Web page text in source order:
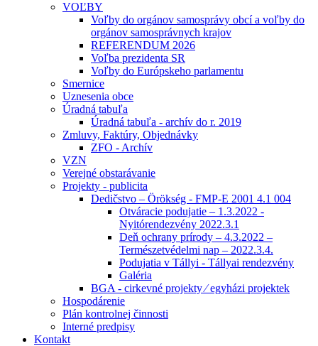
VOĽBY
Voľby do orgánov samosprávy obcí a voľby do
orgánov samosprávnych krajov
REFERENDUM 2026
Voľba prezidenta SR
Voľby do Európskeho parlamentu
Smernice
Uznesenia obce
Úradná tabuľa
Úradná tabuľa - archív do r. 2019
Zmluvy, Faktúry, Objednávky
ZFO - Archív
VZN
Verejné obstarávanie
Projekty - publicita
Dedičstvo – Örökség - FMP-E 2001 4.1 004
Otváracie podujatie – 1.3.2022 -
Nyitórendezvény 2022.3.1
Deň ochrany prírody – 4.3.2022 –
Természetvédelmi nap – 2022.3.4.
Podujatia v Tállyi - Tállyai rendezvény
Galéria
BGA - cirkevné projekty ⁄ egyházi projektek
Hospodárenie
Plán kontrolnej činnosti
Interné predpisy
Kontakt